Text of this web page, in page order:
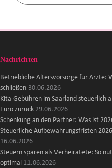
Nachrichten
Betriebliche Altersvorsorge für Ärzte:
schließen 30.06.2026
Kita-Gebühren im Saarland steuerlich
Euro zurück 29.06.2026
Schenkung an den Partner: Was ist
Steuerliche Aufbewahrungsfristen
16.06.2026
Steuern sparen als Verheiratete: So
optimal 11.06.2026